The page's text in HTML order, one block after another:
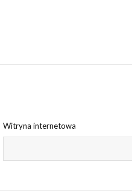
Witryna internetowa